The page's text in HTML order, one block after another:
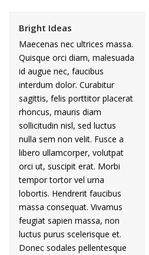
Bright Ideas
Maecenas nec ultrices massa.
Quisque orci diam, malesuada
id augue nec, faucibus
interdum dolor. Curabitur
sagittis, felis porttitor placerat
rhoncus, mauris diam
sollicitudin nisl, sed luctus
nulla sem non velit. Fusce a
libero ullamcorper, volutpat
orci ut, suscipit erat. Morbi
tempor tortor vel urna
lobortis. Hendrerit faucibus
massa consequat. Vivamus
feugiat sapien massa, non
luctus purus scelerisque et.
Donec sodales pellentesque